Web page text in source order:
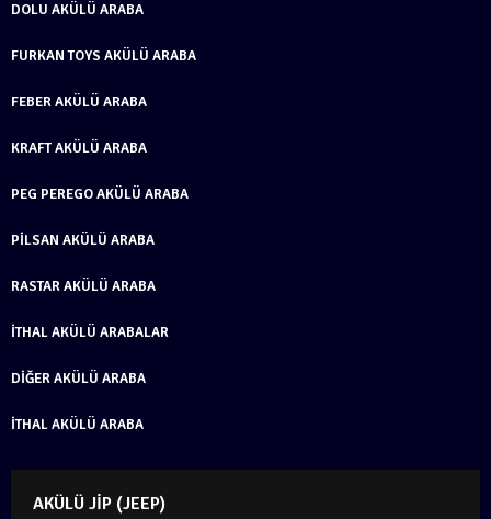
DOLU AKÜLÜ ARABA
FURKAN TOYS AKÜLÜ ARABA
FEBER AKÜLÜ ARABA
KRAFT AKÜLÜ ARABA
PEG PEREGO AKÜLÜ ARABA
PILSAN AKÜLÜ ARABA
RASTAR AKÜLÜ ARABA
İTHAL AKÜLÜ ARABALAR
DIĞER AKÜLÜ ARABA
İTHAL AKÜLÜ ARABA
AKÜLÜ JIP (JEEP)